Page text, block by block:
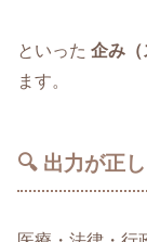
といった 企み（
ます。
🔍 出力が正